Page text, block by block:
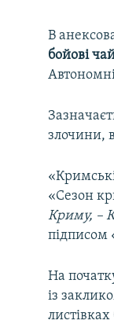
В
бойові
злочини,
«Сезон
Криму, –
підписом
На
із